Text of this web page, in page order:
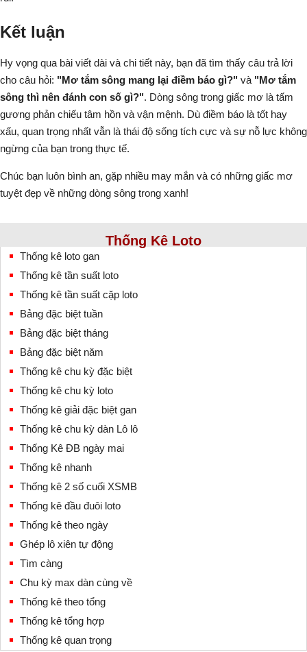
Kết luận
Hy vọng qua bài viết dài và chi tiết này, bạn đã tìm thấy câu trả lời
cho câu hỏi: "Mơ tắm sông mang lại điềm báo gì?" và "Mơ tắm
sông thì nên đánh con số gì?". Dòng sông trong giấc mơ là tấm
gương phản chiếu tâm hồn và vận mệnh. Dù điềm báo là tốt hay
xấu, quan trọng nhất vẫn là thái độ sống tích cực và sự nỗ lực không
ngừng của bạn trong thực tế.
Chúc bạn luôn bình an, gặp nhiều may mắn và có những giấc mơ
tuyệt đẹp về những dòng sông trong xanh!
Thống Kê Loto
Thống kê loto gan
Thống kê tần suất loto
Thống kê tần suất cặp loto
Bảng đặc biệt tuần
Bảng đặc biệt tháng
Bảng đặc biệt năm
Thống kê chu kỳ đặc biệt
Thống kê chu kỳ loto
Thống kê giải đặc biệt gan
Thống kê chu kỳ dàn Lô lô
Thống Kê ĐB ngày mai
Thống kê nhanh
Thống kê 2 số cuối XSMB
Thống kê đầu đuôi loto
Thống kê theo ngày
Ghép lô xiên tự động
Tìm càng
Chu kỳ max dàn cùng về
Thống kê theo tổng
Thống kê tổng hợp
Thống kê quan trọng